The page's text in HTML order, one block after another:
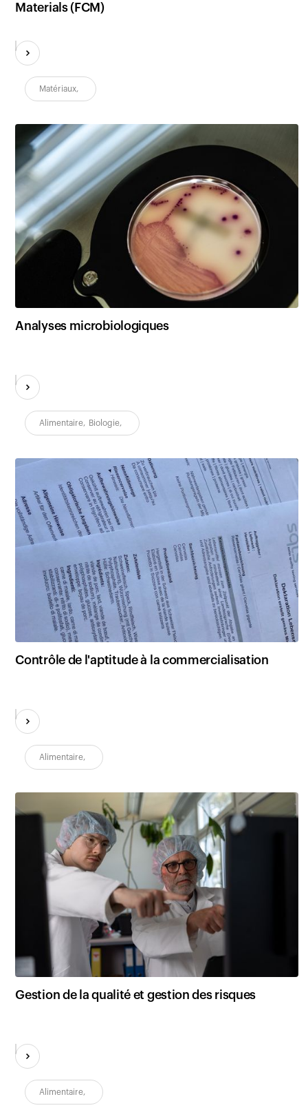
Materials (FCM)
Matériaux,
Analyses microbiologiques
Alimentaire, Biologie,
Contrôle de l'aptitude à la commercialisation
Alimentaire,
Gestion de la qualité et gestion des risques
Alimentaire,